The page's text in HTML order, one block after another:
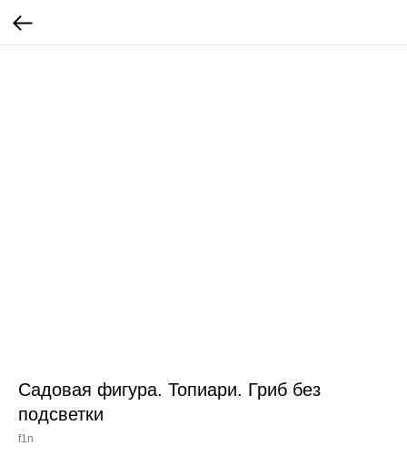
Садовая фигура. Топиари. Гриб без
подсветки
f1n